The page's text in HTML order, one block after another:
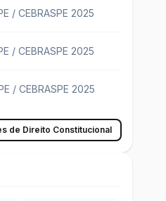
/ CEBRASPE 2025
/ CEBRASPE 2025
/ CEBRASPE 2025
de Direito Constitucional